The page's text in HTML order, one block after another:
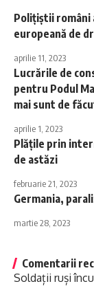
Polițiștii români
europeană de
aprilie 11, 2023
Lucrările de
pentru Podul
mai sunt de
aprilie 1, 2023
Plățile prin
de astăzi
februarie 21, 2023
Germania,
martie 28, 2023
Comentarii
Soldații ruși